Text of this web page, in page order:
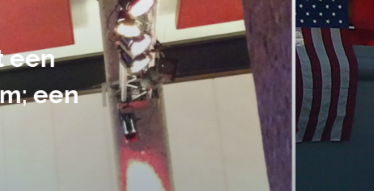
van ons evenement heb ik
en dat is een aanrader! Alles
verzorgd.